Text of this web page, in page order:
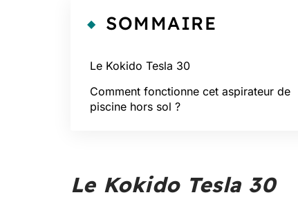
SOMMAIRE
Le Kokido Tesla 30
Comment fonctionne cet aspirateur de
piscine hors sol ?
Le Kokido Tesla 30